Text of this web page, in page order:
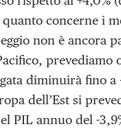
quanto concerne i
non è ancora
prevediamo
diminuirà fino a
dell’Est si
PIL annuo del -